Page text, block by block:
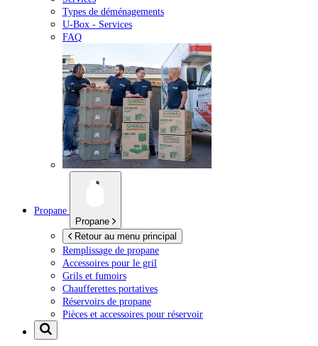
Types de déménagements
U-Box - Services
FAQ
Propane
Propane
Retour au menu principal
Remplissage de propane
Accessoires pour le gril
Grils et fumoirs
Chaufferettes portatives
Réservoirs de propane
Pièces et accessoires pour réservoir